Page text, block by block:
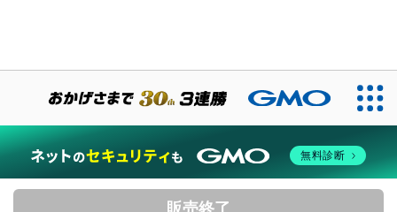
販売終了
無料診断